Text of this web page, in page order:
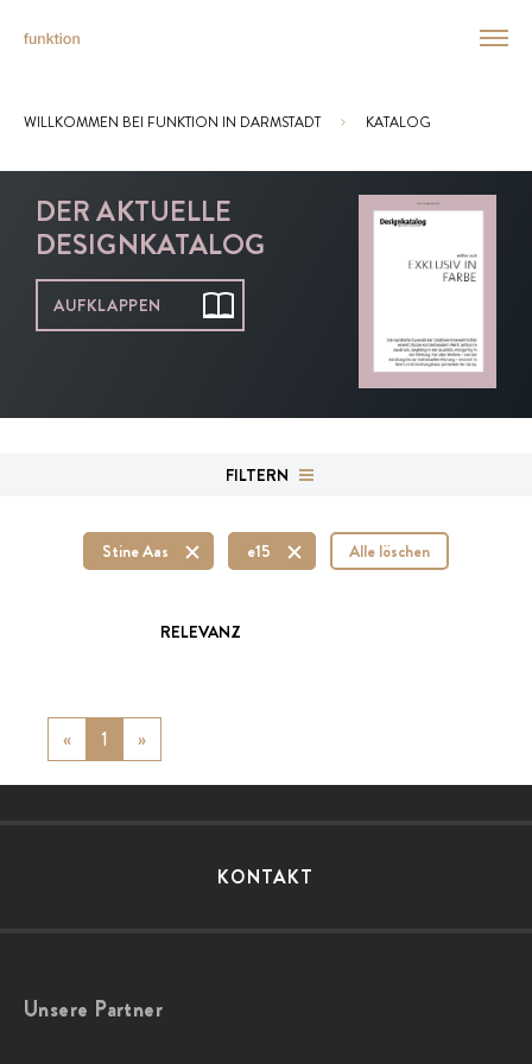
Sie sind hier:
WILLKOMMEN BEI FUNKTION IN DARMSTADT KATALOG
DER AKTUELLE
DESIGNKATALOG
AUFKLAPPEN
FILTERN
Stine Aas e15 Alle löschen
RELEVANZ
« Previous
1 »
KONTAKT
Unsere Partner